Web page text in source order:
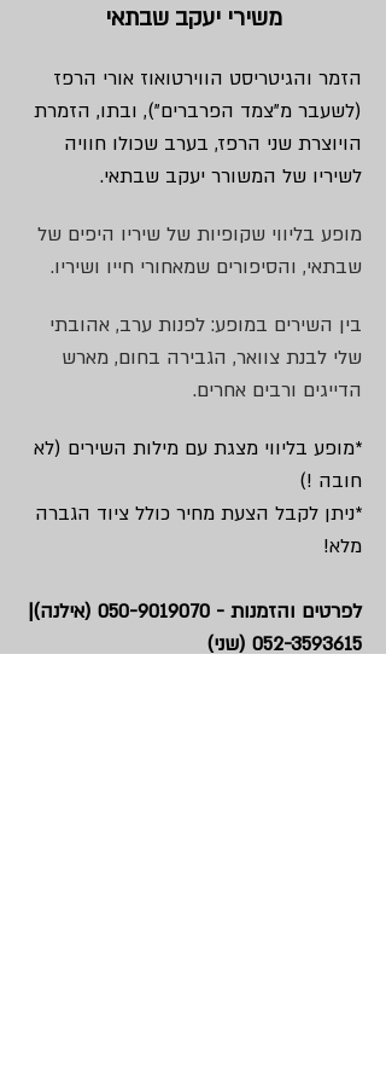
משירי יעקב שבתאי
הזמר והגיטריסט הווירטואוז אורי הרפז
(לשעבר מ"צמד הפרברים"), ובתו, הזמרת
הויוצרת שני הרפז, בערב שכולו חוויה
לשיריו של המשורר יעקב שבתאי.
מופע בליווי שקופיות של שיריו היפים של
שבתאי, והסיפורים שמאחורי חייו ושיריו.
בין השירים במופע: לפנות ערב, אהובתי
שלי לבנת צוואר, הגבירה בחום, מארש
הדייגים ורבים אחרים.
*מופע בליווי מצגת עם מילות השירים (לא
חובה !)
*ניתן לקבל הצעת מחיר כולל ציוד הגברה
מלא!
לפרטים והזמנות - 050-9019070 (אילנה)|
052-3593615 (שני)